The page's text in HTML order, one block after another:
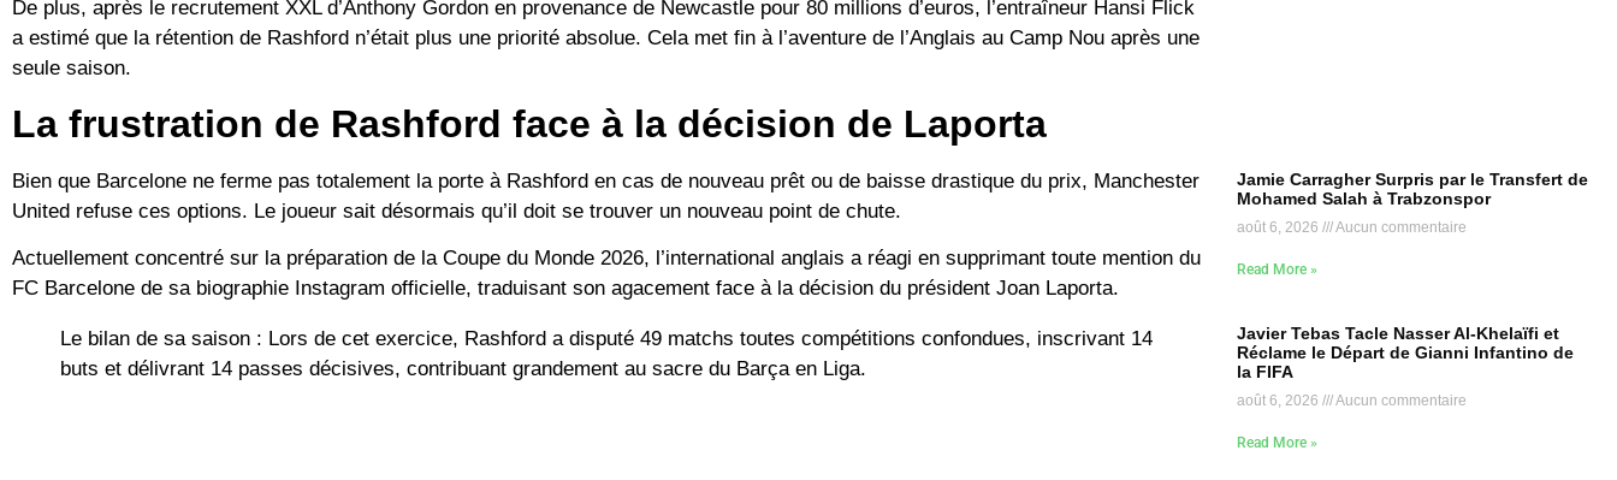
De plus, après le recrutement XXL d’Anthony Gordon en provenance de Newcastle pour 80 millions d’euros, l’entraîneur Hansi Flick
a estimé que la rétention de Rashford n’était plus une priorité absolue. Cela met fin à l’aventure de l’Anglais au Camp Nou après une
seule saison.
La frustration de Rashford face à la décision de Laporta
Bien que Barcelone ne ferme pas totalement la porte à Rashford en cas de nouveau prêt ou de baisse drastique du prix, Manchester
United refuse ces options. Le joueur sait désormais qu’il doit se trouver un nouveau point de chute.
Actuellement concentré sur la préparation de la Coupe du Monde 2026, l’international anglais a réagi en supprimant toute mention du
FC Barcelone de sa biographie Instagram officielle, traduisant son agacement face à la décision du président Joan Laporta.
Le bilan de sa saison : Lors de cet exercice, Rashford a disputé 49 matchs toutes compétitions confondues, inscrivant 14
buts et délivrant 14 passes décisives, contribuant grandement au sacre du Barça en Liga.
Jamie Carragher Surpris par le Transfert de
Mohamed Salah à Trabzonspor
août 6, 2026 Aucun commentaire
Read More »
Javier Tebas Tacle Nasser Al-Khelaïfi et
Réclame le Départ de Gianni Infantino de
la FIFA
août 6, 2026 Aucun commentaire
Read More »